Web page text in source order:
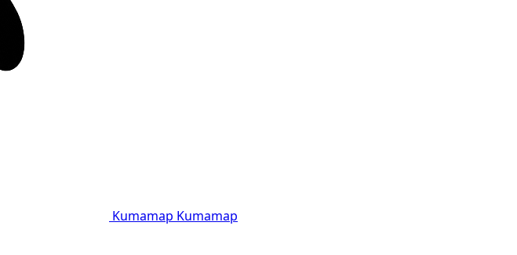
Kumamap Kumamap